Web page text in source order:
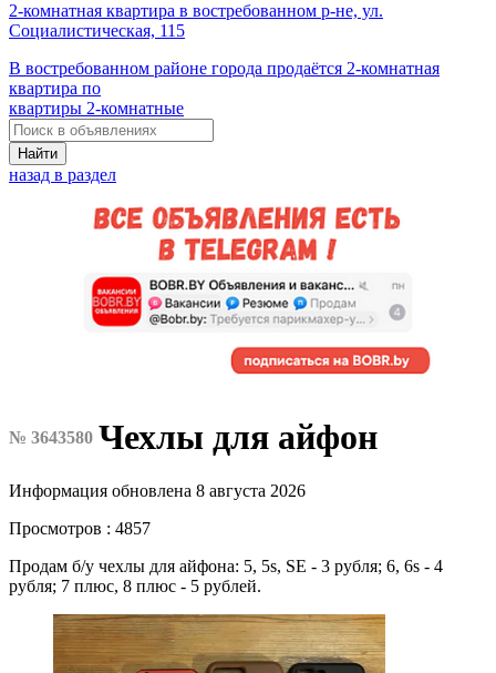
2-комнатная квартира в востребованном р-не, ул.
Социалистическая, 115
В востребованном районе города продаётся 2-комнатная
квартира по
квартиры 2-комнатные
Найти
назад в раздел
№ 3643580 Чехлы для айфон
Информация обновлена 8 августа 2026
Просмотров : 4857
Продам б/у чехлы для айфона: 5, 5s, SE - 3 рубля; 6, 6s - 4
рубля; 7 плюс, 8 плюс - 5 рублей.